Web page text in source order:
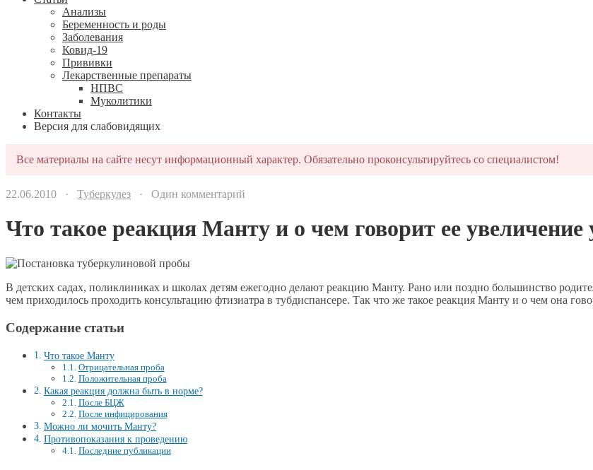
Анализы
Беременность и роды
Заболевания
Ковид-19
Прививки
Лекарственные препараты
НПВС
Муколитики
Контакты
Версия для слабовидящих
Все материалы на сайте несут информационный характер. Обязательно проконсультируйтесь со специалистом!
22.06.2010 · Туберкулез · Один комментарий
Что такое реакция Манту и о чем говорит ее увеличение
В детских садах, поликлиниках и школах детям ежегодно делают реакцию Манту. Рано или поздно большинство
чем приходилось проходить консультацию фтизиатра в тубдиспансере. Так что же такое реакция Манту и о чем она
Содержание статьи
Что такое Манту
Отрицательная проба
Положительная проба
Какая реакция должна быть в норме?
После БЦЖ
После инфицирования
Можно ли мочить Манту?
Противопоказания к проведению
Последние публикации